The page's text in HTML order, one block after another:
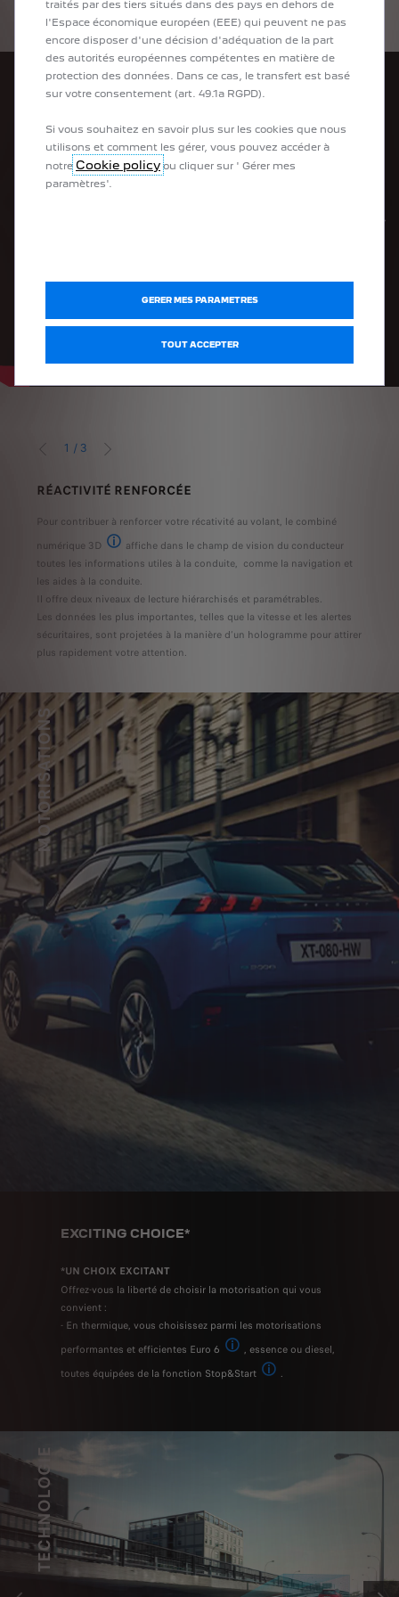
Accès et Démarrage Main
Vous pouvez également personnaliser vos trajets en sélectionnant un
mode de conduite
Sport, Normal, Eco
.
1 / 3
les finitions.selon les finitions.Les fonctions massage et réglages électrique sont
en série, en option ou indisponible selon les finitions.Les fonctions
RÉACTIVITÉ RENFORCÉE
Pour contribuer à renforcer votre récativité au volant, le combiné
numérique 3D
Disponible en série ou indisponible selon les versions.
affiche dans le champ de vision du conducteur
toutes les informations utiles à la conduite, comme la navigation et
les aides à la conduite.
Il offre deux niveaux de lecture hiérarchisés et paramétrables.
Les données les plus importantes, telles que la vitesse et les alertes
sécuritaires, sont projetées à la manière d’un hologramme pour attirer
plus rapidement votre attention.
MOTORISATIONS
EXCITING CHOICE*
*UN CHOIX EXCITANT
Offrez-vous la liberté de choisir la motorisation qui vous
convient :
- En thermique, vous choisissez parmi les motorisations
performantes et efficientes Euro 6
Nouvelle norme d'émission Euro 6
, essence ou diesel,
toutes équipées de la fonction Stop&Start
.
TECHNOLOGIE
traités par des tiers situés dans des pays en dehors de
l'Espace économique européen (EEE) qui peuvent ne pas
encore disposer d'une décision d'adéquation de la part
des autorités européennes compétentes en matière de
protection des données. Dans ce cas, le transfert est basé
sur votre consentement (art. 49.1a RGPD).
Si vous souhaitez en savoir plus sur les cookies que nous
utilisons et comment les gérer, vous pouvez accéder à
notre Cookie policy ou cliquer sur ' Gérer mes
paramètres'.
GERER MES PARAMETRES
TOUT ACCEPTER